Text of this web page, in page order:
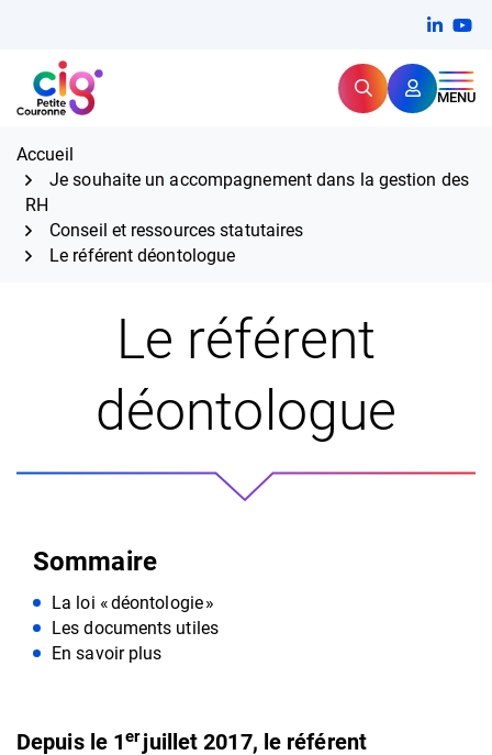
contenu
CIG Petite Couronne RechercherMENU
Expertise et proximité pour
Accueil
Je souhaite un accompagnement dans la gestion des
RH
Conseil et ressources statutaires
Le référent déontologue
Le référent
déontologue
Sommaire
La loi « déontologie »
Les documents utiles
En savoir plus
Depuis le 1erjuillet 2017, le référent